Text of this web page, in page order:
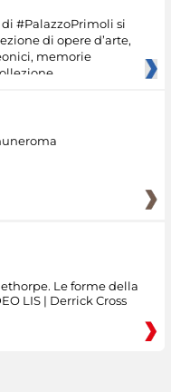
#PalazzoPrimoli si
di opere d’arte,
memorie
Le forme della
LIS | Derrick Cross